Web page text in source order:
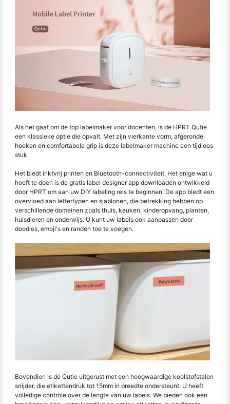
Als het gaat om de top labelmaker voor docenten, is de HPRT Qutie
een klassieke optie die opvalt. Met zijn vierkante vorm, afgeronde
hoeken en comfortabele grip is deze labelmaker machine een tijdloos
stuk.
Het biedt inktvrij printen en Bluetooth-connectiviteit. Het enige wat u
hoeft te doen is de gratis label designer app downloaden ontwikkeld
door HPRT om aan uw DIY labeling reis te beginnen. De app biedt een
overvloed aan lettertypen en sjablonen, die betrekking hebben op
verschillende domeinen zoals thuis, keuken, kinderopvang, planten,
huisdieren en onderwijs. U kunt uw labels ook aanpassen door
doodles, emoji's en randen toe te voegen.
Bovendien is de Qutie uitgerust met een hoogwaardige koolstofstalen
snijder, die etikettendruk tot 15mm in breedte ondersteunt. U heeft
volledige controle over de lengte van uw labels. We bieden ook een